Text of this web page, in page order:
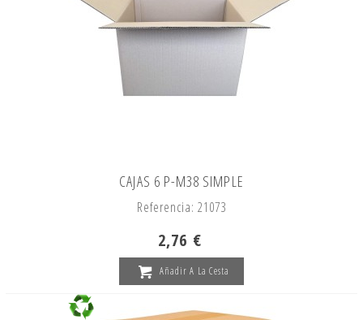
CAJAS 6 P-M38 SIMPLE
Referencia: 21073
2,76 €
Añadir A La Cesta